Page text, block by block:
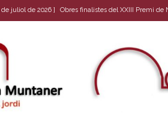
de juliol de 2026 ] Obres finalistes del XXIII Premi
Tria de matèria optativa per a
de juny de 2026 ] Llibres de text 26-27
Les cròniques del Club de
de juliol de 2026 ] Horari d’estiu